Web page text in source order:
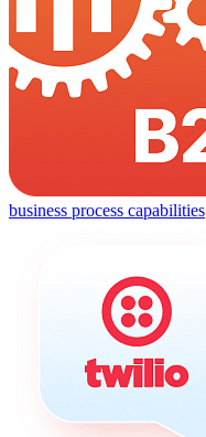
business process capabilities